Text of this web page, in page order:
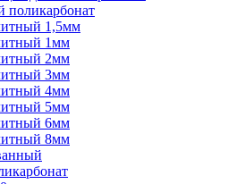
1,5мм
1мм
2мм
3мм
4мм
5мм
6мм
8мм